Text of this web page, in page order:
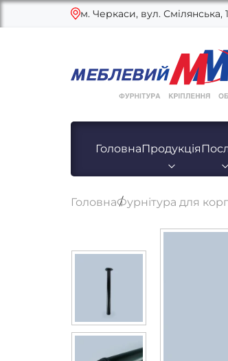
м. Черкаси, вул. Смілянська,
ГоловнаПродукція
ГоловнаФурнітура для